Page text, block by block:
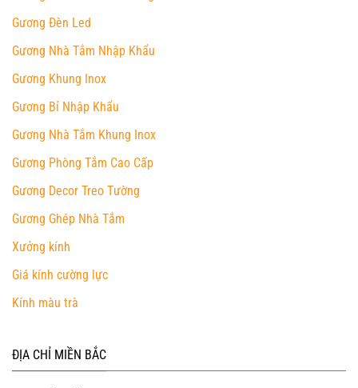
Gương Đèn Led
Gương Nhà Tắm Nhập Khẩu
Gương Khung Inox
Gương Bỉ Nhập Khẩu
Gương Nhà Tắm Khung Inox
Gương Phòng Tắm Cao Cấp
Gương Decor Treo Tường
Gương Ghép Nhà Tắm
Xưởng kính
Giá kính cường lực
Kính màu trà
ĐỊA CHỈ MIỀN BẮC